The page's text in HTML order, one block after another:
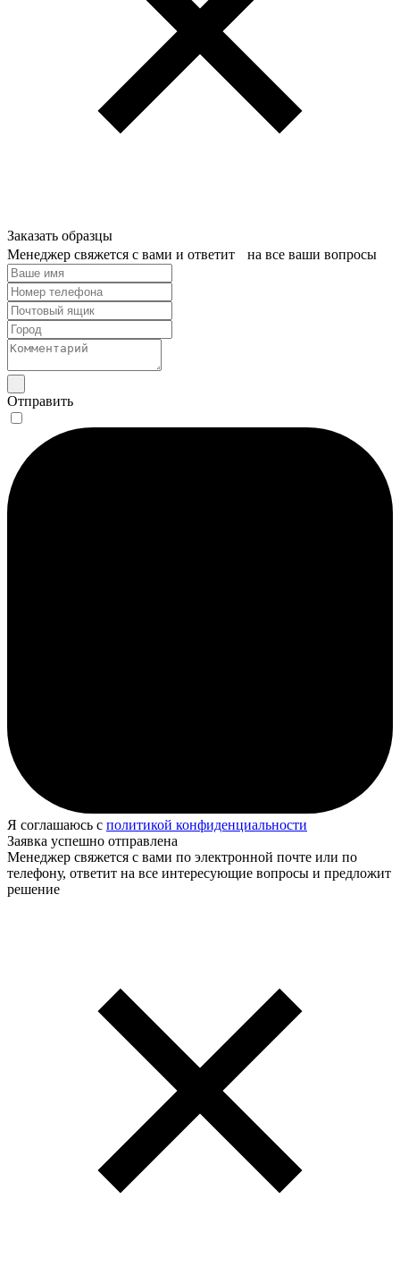
Заказать образцы
Менеджер свяжется с вами и ответит на все ваши вопросы
Отправить
Я соглашаюсь с политикой конфиденциальности
Заявка успешно отправлена
Менеджер свяжется с вами по электронной почте или по
телефону, ответит на все интересующие вопросы и предложит
решение